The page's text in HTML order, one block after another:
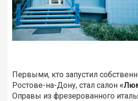
Первыми, кто запустил
Ростове-на-Дону, стал салон
Оправы из фрезерованного